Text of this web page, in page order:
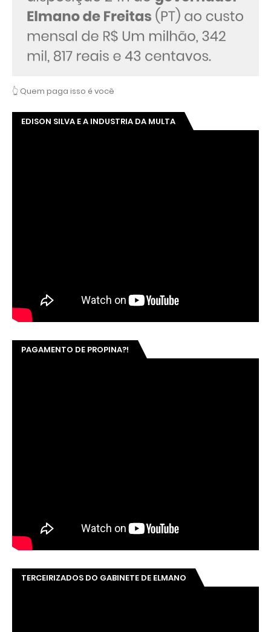
👆 Quem paga isso é você
EDISON SILVA E A INDUSTRIA DA MULTA
PAGAMENTO DE PROPINA?!
TERCEIRIZADOS DO GABINETE DE ELMANO